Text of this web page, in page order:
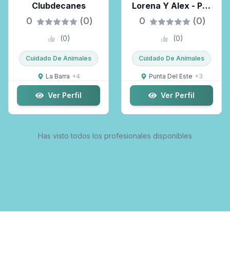
Clubdecanes
0 (0)
(0)
Cuidado De Animales
La Barra +4
Ver Perfil
Lorena Y Alex - Pet
& Housesitters -
Mascotas Y Casas
0 (0)
(0)
Cuidado De Animales
Punta Del Este +3
Ver Perfil
Has visto todos los profesionales disponibles